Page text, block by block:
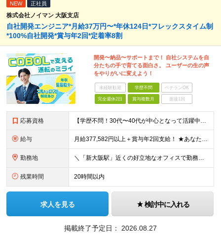
NEW 正社員
株式会社ノイマン 大阪支店
自社開発エンジニア*月給37万円〜*年休124日*フレックスタイム制
*100%自社開発*賞与年2回*定着率8割
開発〜納品〜サポートまで！ 自社システムを自
分たちの手で育てる面白さ。 ユーザーの生の声
をやりがいに変えよう！
未経験歓迎 学歴不問 ベテランOK
完全週休2日 賞与複数月 面接1回
応募資格 【学歴不問！30代〜40代が中心となって活躍中！】 今回の募集では、チームを引っ張る将来のリーダー候補として、 協調性を大切にしながら周囲と協力し合える方を求めています。 ＜必須となる経験・スキル＞
給与 月給377,582円以上＋賞与年2回支給！ ★あなたのCOBOLのスキルを、納得のいく高待遇でお迎えします！ ■内訳 ◎月給：377,582円〜 └固定残業代以外の給与：326,000円〜 └固定残
勤務地 ＼「新大阪駅」近くの好立地なオフィスで勤務！転勤なし・UIターン歓迎／ ▼大阪支店▼ 大阪府大阪市淀川区西中島5-3-8 リードシー新大阪ビル8F 勤務地（変更の範囲）： 変更なし ＜★ここがノ
残業時間 20時間以内
求人を見る 検討中に入れる
掲載終了予定日： 2026.08.27